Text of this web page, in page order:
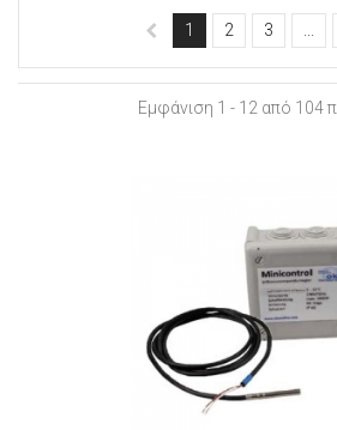
1 2 3 ...
Εμφάνιση 1 - 12 από 104